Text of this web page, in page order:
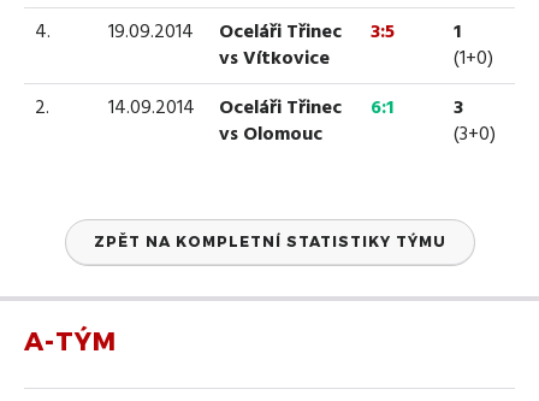
4. 19.09.2014
Oceláři Třinec
vs Vítkovice
3:5
1
(1+0)
2.
14.09.2014
Oceláři Třinec
vs Olomouc
6:1
3
(3+0)
ZPĚT NA KOMPLETNÍ STATISTIKY TÝMU
A-TÝM